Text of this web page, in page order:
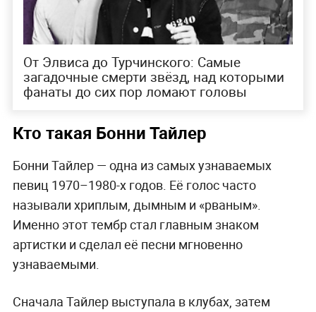
От Элвиса до Турчинского: Самые
загадочные смерти звёзд, над которыми
фанаты до сих пор ломают головы
Кто такая Бонни Тайлер
Бонни Тайлер — одна из самых узнаваемых
певиц 1970–1980-х годов. Её голос часто
называли хриплым, дымным и «рваным».
Именно этот тембр стал главным знаком
артистки и сделал её песни мгновенно
узнаваемыми.
Сначала Тайлер выступала в клубах, затем